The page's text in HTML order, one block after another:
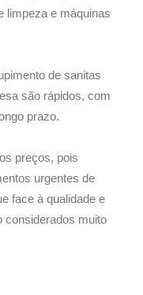
limpeza e máquinas
de sanitas
são rápidos, com
prazo.
preços, pois
urgentes de
face à qualidade e
considerados muito